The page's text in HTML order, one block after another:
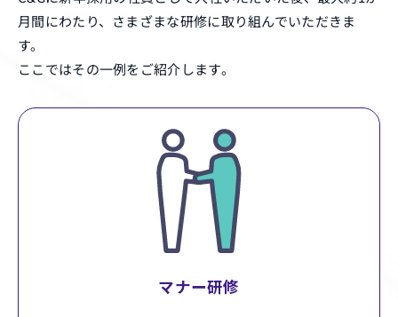
月間にわたり、さまざまな研修に取り組んでいただきま
す。
ここではその一例をご紹介します。
マナー研修